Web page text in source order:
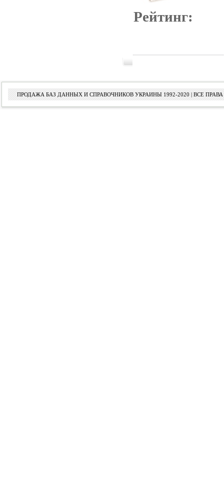
Рейтинг:
ПРОДАЖА БАЗ ДАННЫХ И СПРАВОЧНИКОВ УКРАИНЫ 1992-2020 | ВСЕ